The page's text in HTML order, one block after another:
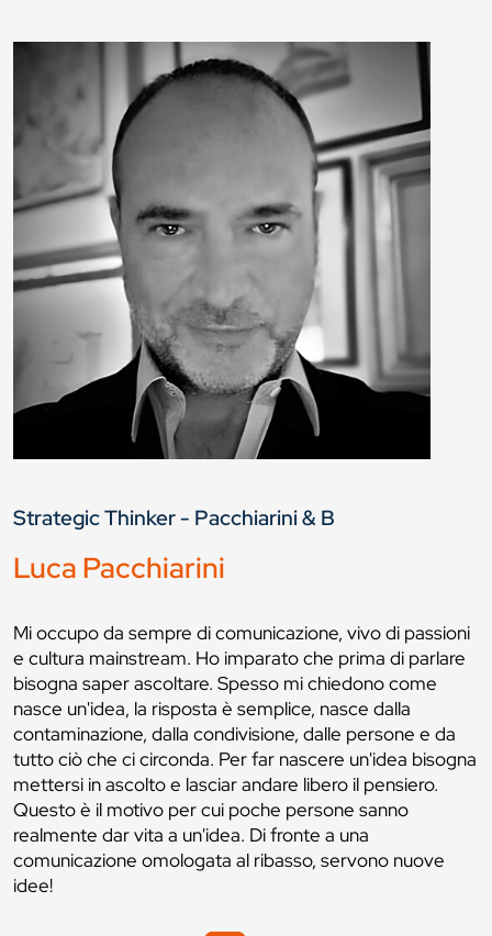
Strategic Thinker - Pacchiarini & B
Luca Pacchiarini
Mi occupo da sempre di comunicazione, vivo di passioni
e cultura mainstream. Ho imparato che prima di parlare
bisogna saper ascoltare. Spesso mi chiedono come
nasce un'idea, la risposta è semplice, nasce dalla
contaminazione, dalla condivisione, dalle persone e da
tutto ciò che ci circonda. Per far nascere un'idea bisogna
mettersi in ascolto e lasciar andare libero il pensiero.
Questo è il motivo per cui poche persone sanno
realmente dar vita a un'idea. Di fronte a una
comunicazione omologata al ribasso, servono nuove
idee!